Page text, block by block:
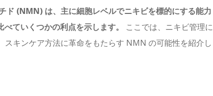
ド (NMN) は、主に細胞レベルでニキビを標的にする能力
ていくつかの利点を示します。
ここでは、ニキビ管理に
キンケア方法に革命をもたらす NMN の可能性を紹介し